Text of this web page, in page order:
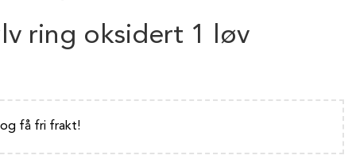
ring oksidert 1 løv
få fri frakt!